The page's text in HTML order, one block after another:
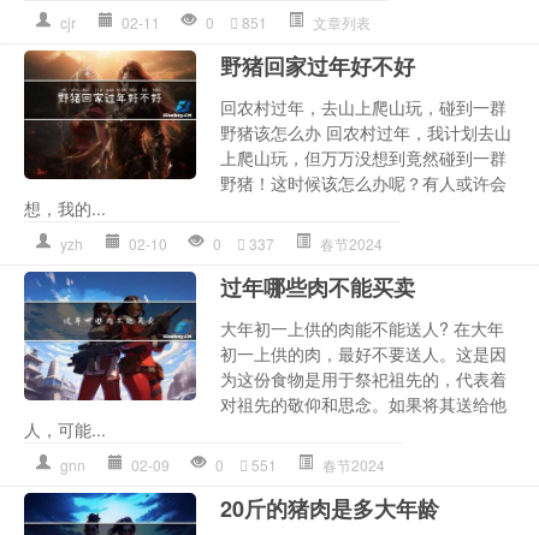
cjr 02-11 0 851 文章列表
野猪回家过年好不好
回农村过年，去山上爬山玩，碰到一群
野猪该怎么办 回农村过年，我计划去山
上爬山玩，但万万没想到竟然碰到一群
野猪！这时候该怎么办呢？有人或许会
想，我的...
yzh 02-10 0 337 春节2024
过年哪些肉不能买卖
大年初一上供的肉能不能送人? 在大年
初一上供的肉，最好不要送人。这是因
为这份食物是用于祭祀祖先的，代表着
对祖先的敬仰和思念。如果将其送给他
人，可能...
gnn 02-09 0 551 春节2024
20斤的猪肉是多大年龄